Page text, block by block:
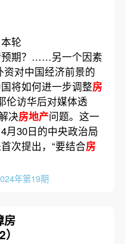
轮
预期？……另一个因素
对中国经济前景的
将如何进一步调整房
伦访华后对媒体透
决房地产问题。这一
月30日的中央政治局
次提出，“要结合房
年第19期
房